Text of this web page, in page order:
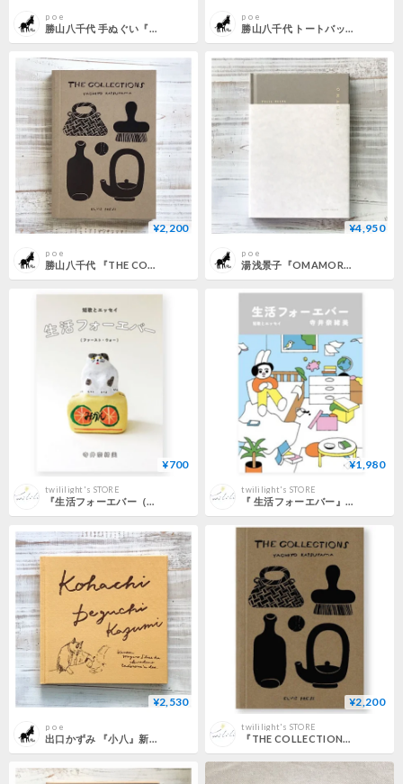
p o e
勝山八千代 手ぬぐい『THE COLLECTIONS 登山家』
p o e
勝山八千代 トートバッグ『THE COLLECTIONS』
¥2,200
p o e
勝山八千代 『THE COLLECTIONS』
¥4,950
p o e
湯浅景子『OMAMORI』
¥700
twililight's STORE
『生活フォーエバー（ファースト・ウォー）』寺井奈緒美
¥1,980
twililight's STORE
『 生活フォーエバー』寺井奈緒美
¥2,530
p o e
出口かずみ 『小八』新装版
¥2,200
twililight's STORE
『THE COLLECTIONS』YACHIYO KATSUYAMA